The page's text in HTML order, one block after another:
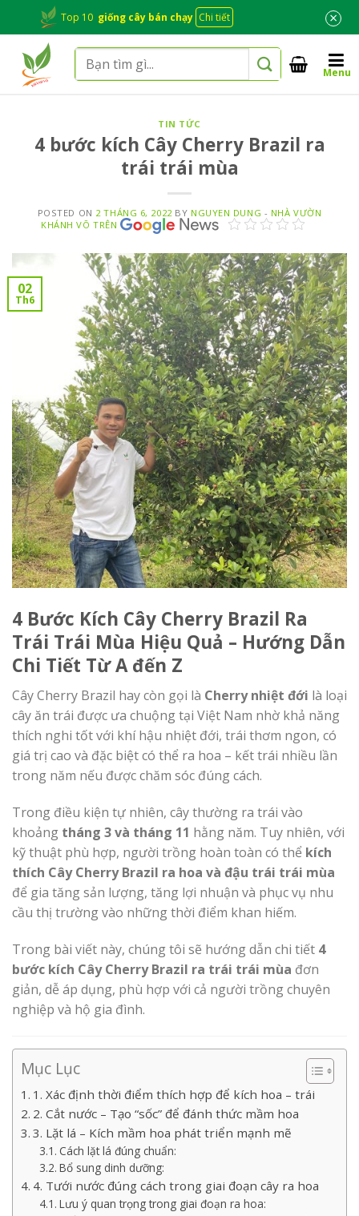
content
Top 10 giống cây bán chạy Chi tiết ×
Tìm
kiếm:
Menu
TIN TỨC
4 bước kích Cây Cherry Brazil ra
trái trái mùa
POSTED ON 2 THÁNG 6, 2022 BY NGUYEN DUNG - NHÀ VƯỜN
KHÁNH VÕ TRÊN
02
Th6
4 Bước Kích Cây Cherry Brazil Ra
Trái Trái Mùa Hiệu Quả – Hướng Dẫn
Chi Tiết Từ A đến Z
Cây Cherry Brazil hay còn gọi là Cherry nhiệt đới là loại
cây ăn trái được ưa chuộng tại Việt Nam nhờ khả năng
thích nghi tốt với khí hậu nhiệt đới, trái thơm ngon, có
giá trị cao và đặc biệt có thể ra hoa – kết trái nhiều lần
trong năm nếu được chăm sóc đúng cách.
Trong điều kiện tự nhiên, cây thường ra trái vào
khoảng tháng 3 và tháng 11 hằng năm. Tuy nhiên, với
kỹ thuật phù hợp, người trồng hoàn toàn có thể kích
thích Cây Cherry Brazil ra hoa và đậu trái trái mùa
để gia tăng sản lượng, tăng lợi nhuận và phục vụ nhu
cầu thị trường vào những thời điểm khan hiếm.
Trong bài viết này, chúng tôi sẽ hướng dẫn chi tiết 4
bước kích Cây Cherry Brazil ra trái trái mùa đơn
giản, dễ áp dụng, phù hợp với cả người trồng chuyên
nghiệp và hộ gia đình.
Mục Lục
1. Xác định thời điểm thích hợp để kích hoa – trái
2. Cắt nước – Tạo “sốc” để đánh thức mầm hoa
3. Lặt lá – Kích mầm hoa phát triển mạnh mẽ
Cách lặt lá đúng chuẩn:
Bổ sung dinh dưỡng:
4. Tưới nước đúng cách trong giai đoạn cây ra hoa
Lưu ý quan trọng trong giai đoạn ra hoa: